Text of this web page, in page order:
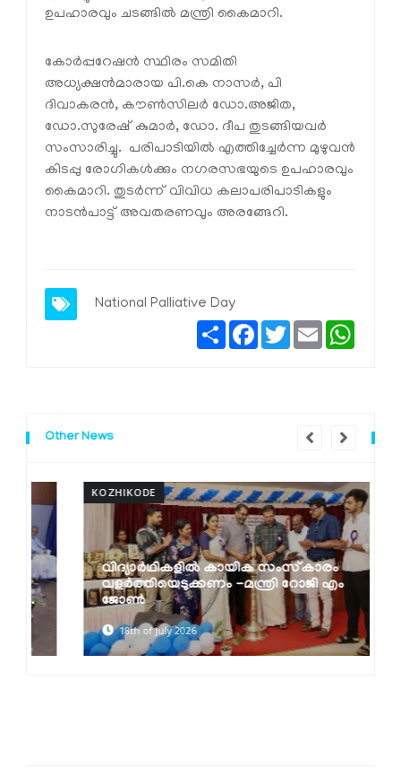
ഉപഹാരവും ചടങ്ങിൽ മന്ത്രി കൈമാറി.
കോർപ്പറേഷൻ സ്ഥിരം സമിതി
അധ്യക്ഷൻമാരായ പി.കെ നാസർ, പി
ദിവാകരൻ, കൗൺസിലർ ഡോ.അജിത,
ഡോ.സുരേഷ് കുമാർ, ഡോ. ദീപ തുടങ്ങിയവർ
സംസാരിച്ചു. പരിപാടിയിൽ എത്തിച്ചേർന്ന മുഴുവൻ
കിടപ്പു രോഗികൾക്കും നഗരസഭയുടെ ഉപഹാരവും
കൈമാറി. തുടർന്ന് വിവിധ കലാപരിപാടികളും
നാടൻപാട്ട് അവതരണവും അരങ്ങേറി.
National Palliative Day
ShareFacebook
TwitterEmail
Other News
KOZHIKODE
വിദ്യാർഥികളിൽ കായിക സംസ്‌കാരം
വളർത്തിയെടുക്കണം -മന്ത്രി റോജി എം
ജോൺ
18th of July 2026